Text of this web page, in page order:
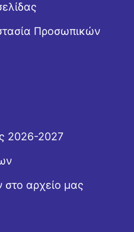
Προσωπικών
2026-2027
αρχείο μας